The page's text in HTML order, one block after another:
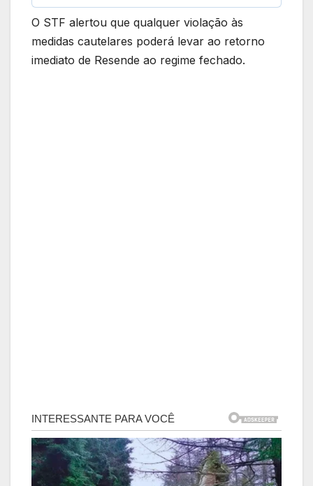
O STF alertou que qualquer violação às
medidas cautelares poderá levar ao retorno
imediato de Resende ao regime fechado.